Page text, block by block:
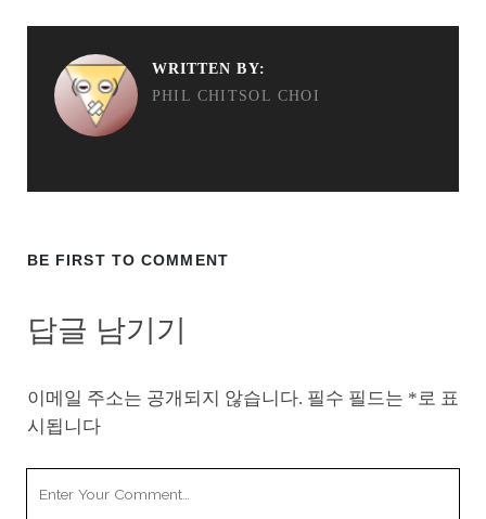
WRITTEN BY:
PHIL CHITSOL CHOI
BE FIRST TO COMMENT
답글 남기기
이메일 주소는 공개되지 않습니다. 필수 필드는 *로 표
시됩니다